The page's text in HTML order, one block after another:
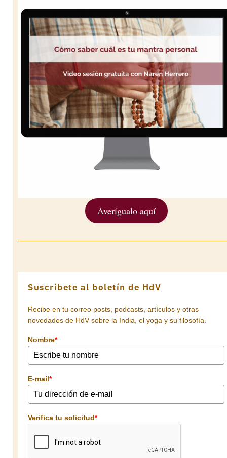
Averígualo aquí
Suscríbete al boletín de HdV
Recibe en tu correo posts, podcasts, artículos y otras
novedades de HdV sobre la India, el yoga y su filosofía.
Nombre*
E-mail*
Verifica tu solicitud*